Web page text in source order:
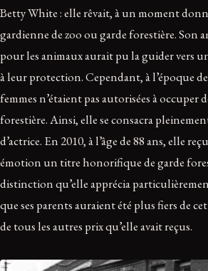
Betty White : elle rêvait, à un moment
gardienne de zoo ou garde forestière. Son
pour les animaux aurait pu la guider vers
à leur protection. Cependant, à l’époque de
femmes n’étaient pas autorisées à occuper
forestière. Ainsi, elle se consacra
d’actrice. En 2010, à l’âge de 88 ans, elle
émotion un titre honorifique de garde
distinction qu’elle apprécia
que ses parents auraient été plus fiers de
de tous les autres prix qu’elle avait reçus.